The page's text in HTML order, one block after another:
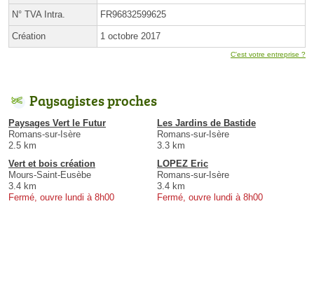
N° TVA Intra. FR96832599625
Création 1 octobre 2017
C'est votre entreprise ?
Paysagistes proches
Paysages Vert le Futur
Romans-sur-Isère
2.5 km
Les Jardins de Bastide
Romans-sur-Isère
3.3 km
Vert et bois création
Mours-Saint-Eusèbe
3.4 km
Fermé, ouvre lundi à 8h00
LOPEZ Eric
Romans-sur-Isère
3.4 km
Fermé, ouvre lundi à 8h00